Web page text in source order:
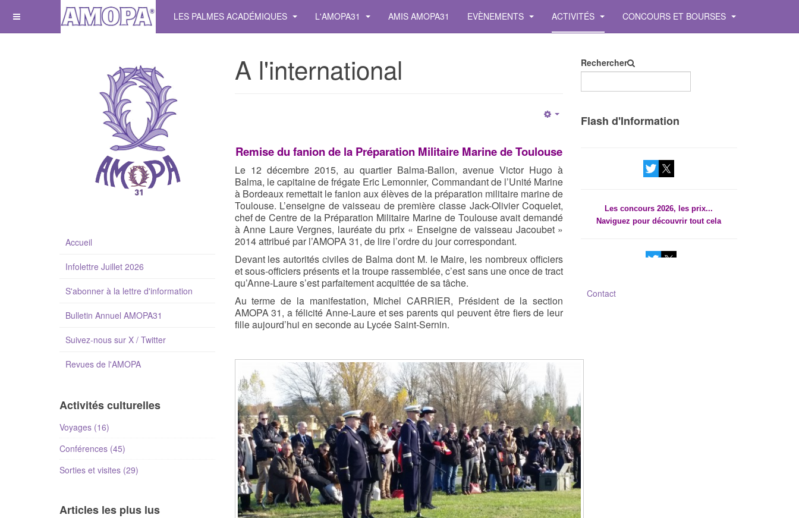
LES PALMES ACADÉMIQUES L'AMOPA31 AMIS AMOPA31 EVÈNEMENTS ACTIVITÉS CONCOURS ET BOURSES
A l'international
Remise du fanion de la Préparation Militaire Marine de Toulouse
Le 12 décembre 2015, au quartier Balma-Ballon, avenue Victor Hugo à
Balma, le capitaine de frégate Eric Lemonnier, Commandant de l’Unité Marine
à Bordeaux remettait le fanion aux élèves de la préparation militaire marine de
Toulouse. L’enseigne de vaisseau de première classe Jack-Olivier Coquelet,
chef de Centre de la Préparation Militaire Marine de Toulouse avait demandé
à Anne Laure Vergnes, lauréate du prix « Enseigne de vaisseau Jacoubet »
2014 attribué par l’AMOPA 31, de lire l’ordre du jour correspondant.
Devant les autorités civiles de Balma dont M. le Maire, les nombreux officiers
et sous-officiers présents et la troupe rassemblée, c’est sans une once de tract
qu’Anne-Laure s’est parfaitement acquittée de sa tâche.
Au terme de la manifestation, Michel CARRIER, Président de la section
AMOPA 31, a félicité Anne-Laure et ses parents qui peuvent être fiers de leur
fille aujourd’hui en seconde au Lycée Saint-Sernin.
Accueil
Infolettre Juillet 2026
S'abonner à la lettre d'information
Bulletin Annuel AMOPA31
Suivez-nous sur X / Twitter
Revues de l'AMOPA
Activités culturelles
Voyages (16)
Conférences (45)
Sorties et visites (29)
Articles les plus lus
Rechercher
Flash d'Information
Naviguez pour découvrir tout cela
Naviguez pour découvrir tout cela
Contact